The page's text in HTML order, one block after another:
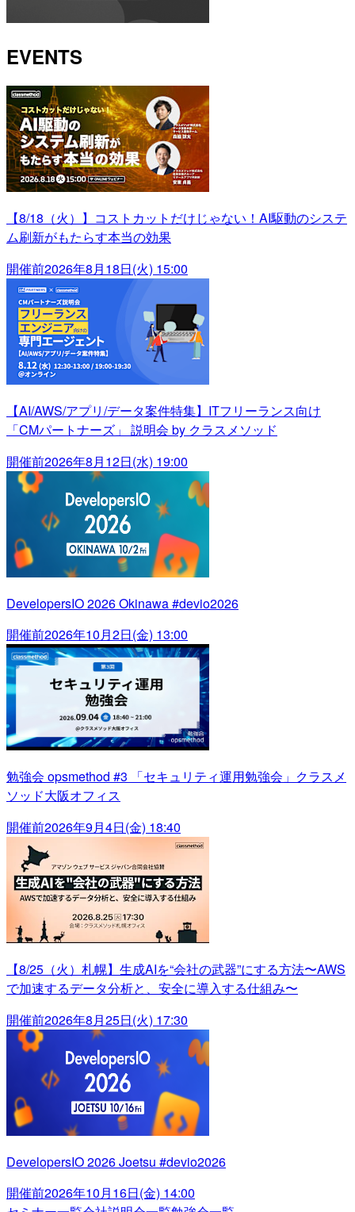
EVENTS
【8/18（火）】コストカットだけじゃない！AI駆動のシステ
ム刷新がもたらす本当の効果
開催前2026年8月18日(火) 15:00
【AI/AWS/アプリ/データ案件特集】ITフリーランス向け
「CMパートナーズ」 説明会 by クラスメソッド
開催前2026年8月12日(水) 19:00
DevelopersIO 2026 Okinawa #devio2026
開催前2026年10月2日(金) 13:00
勉強会 opsmethod #3 「セキュリティ運用勉強会」クラスメ
ソッド大阪オフィス
開催前2026年9月4日(金) 18:40
【8/25（火）札幌】生成AIを“会社の武器”にする方法〜AWS
で加速するデータ分析と、安全に導入する仕組み〜
開催前2026年8月25日(火) 17:30
DevelopersIO 2026 Joetsu #devio2026
開催前2026年10月16日(金) 14:00